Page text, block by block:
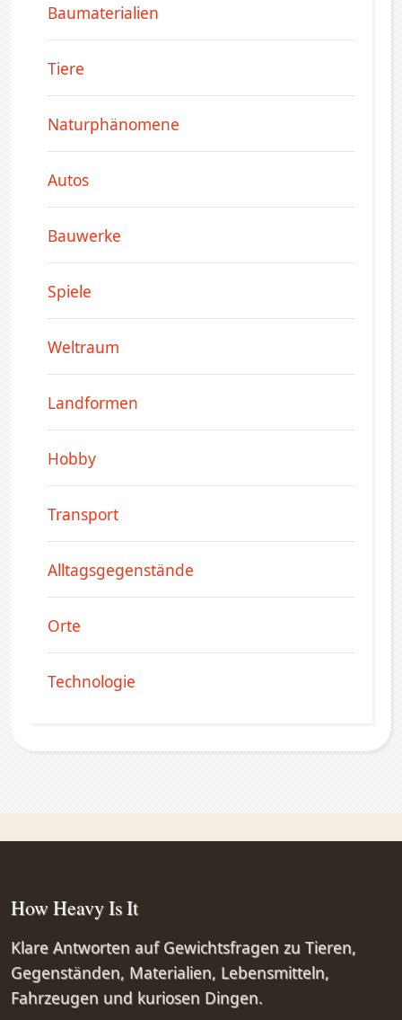
Baumaterialien
Tiere
Naturphänomene
Autos
Bauwerke
Spiele
Weltraum
Landformen
Hobby
Transport
Alltagsgegenstände
Orte
Technologie
How Heavy Is It
Klare Antworten auf Gewichtsfragen zu Tieren,
Gegenständen, Materialien, Lebensmitteln,
Fahrzeugen und kuriosen Dingen.